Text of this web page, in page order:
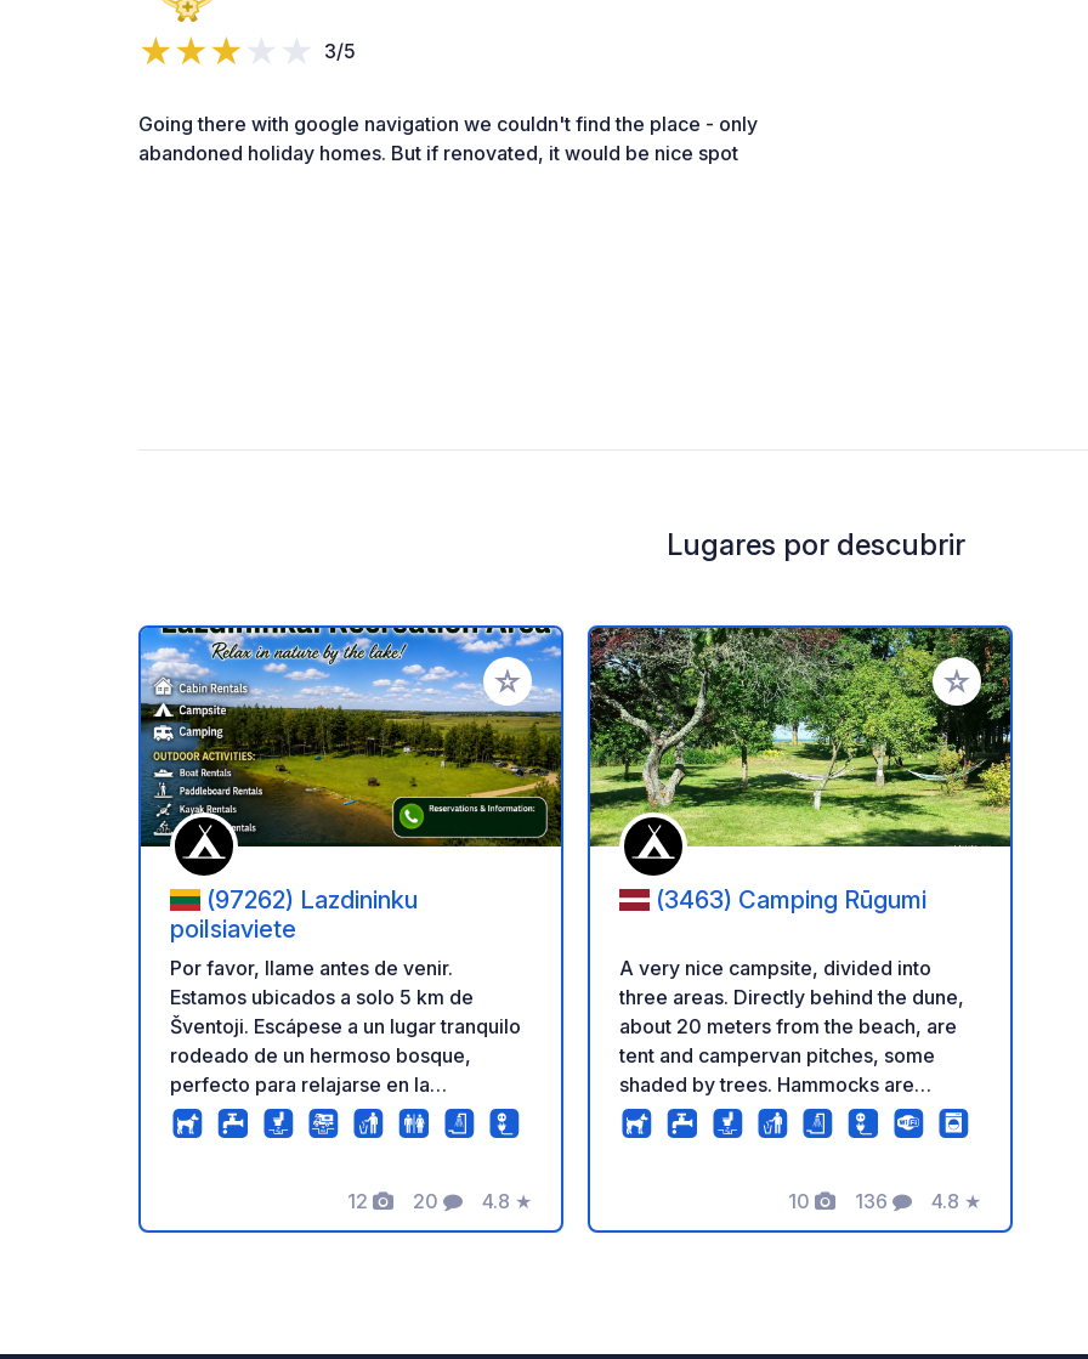
3/5
Going there with google navigation we couldn't find the place - only
abandoned holiday homes. But if renovated, it would be nice spot
Lugares por descubrir
Añadir a tus favoritos
(97262) Lazdininku
poilsiaviete
Por favor, llame antes de venir.
Estamos ubicados a solo 5 km de
Šventoji. Escápese a un lugar tranquilo
rodeado de un hermoso bosque,
perfecto para relajarse en la
naturaleza. Puede: Alojarse con su
autocaravana Montar una tienda de
botes y tablas de paddle surf Alquiler
12
Fotos
20
Comentarios
4.8
Calificación
★
Añadir a tus
(3463) Camping Rūgumi
A very nice campsite, divided into
three areas. Directly behind the dune,
about 20 meters from the beach, are
tent and campervan pitches, some
shaded by trees. Hammocks are
thoughtfully scattered throughout, and
the reception is located in a caravan.
secluded pitches in a park-like garden
under trees, some with sea views – a
10
Fotos
136
Comentarios
4.8
Calificación
★